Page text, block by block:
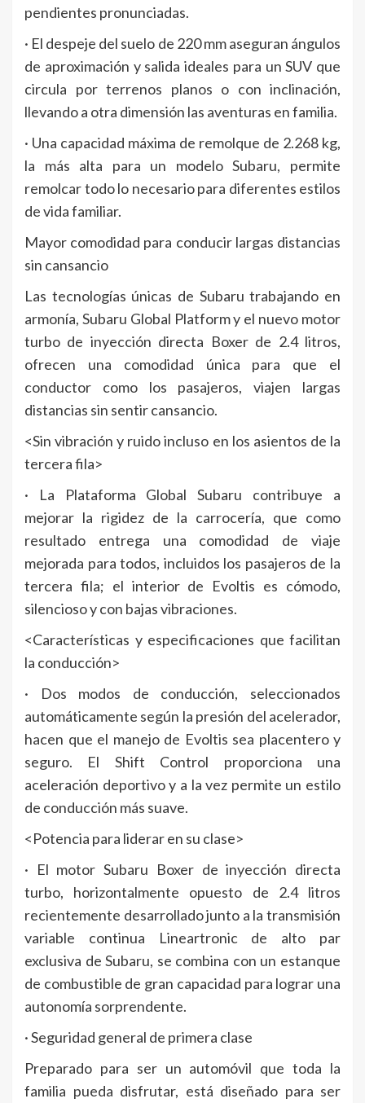
pendientes pronunciadas.
· El despeje del suelo de 220 mm aseguran ángulos
de aproximación y salida ideales para un SUV que
circula por terrenos planos o con inclinación,
llevando a otra dimensión las aventuras en familia.
· Una capacidad máxima de remolque de 2.268 kg,
la más alta para un modelo Subaru, permite
remolcar todo lo necesario para diferentes estilos
de vida familiar.
Mayor comodidad para conducir largas distancias
sin cansancio
Las tecnologías únicas de Subaru trabajando en
armonía, Subaru Global Platform y el nuevo motor
turbo de inyección directa Boxer de 2.4 litros,
ofrecen una comodidad única para que el
conductor como los pasajeros, viajen largas
distancias sin sentir cansancio.
<Sin vibración y ruido incluso en los asientos de la
tercera fila>
· La Plataforma Global Subaru contribuye a
mejorar la rigidez de la carrocería, que como
resultado entrega una comodidad de viaje
mejorada para todos, incluidos los pasajeros de la
tercera fila; el interior de Evoltis es cómodo,
silencioso y con bajas vibraciones.
<Características y especificaciones que facilitan
la conducción>
· Dos modos de conducción, seleccionados
automáticamente según la presión del acelerador,
hacen que el manejo de Evoltis sea placentero y
seguro. El Shift Control proporciona una
aceleración deportivo y a la vez permite un estilo
de conducción más suave.
<Potencia para liderar en su clase>
· El motor Subaru Boxer de inyección directa
turbo, horizontalmente opuesto de 2.4 litros
recientemente desarrollado junto a la transmisión
variable continua Lineartronic de alto par
exclusiva de Subaru, se combina con un estanque
de combustible de gran capacidad para lograr una
autonomía sorprendente.
· Seguridad general de primera clase
Preparado para ser un automóvil que toda la
familia pueda disfrutar, está diseñado para ser